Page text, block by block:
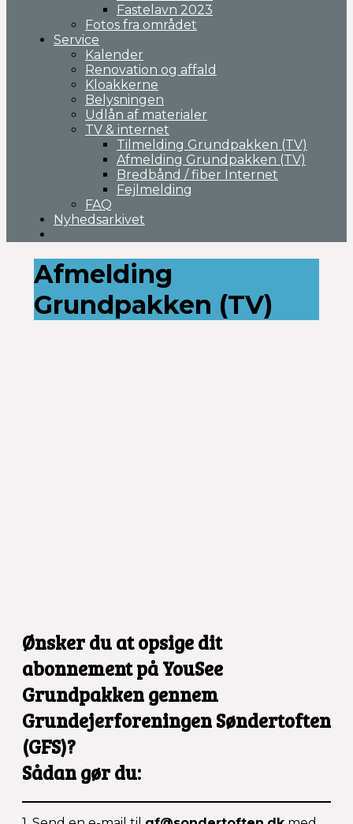
Fastelavn 2023
Fotos fra området
Service
Kalender
Renovation og affald
Kloakkerne
Belysningen
Udlån af materialer
TV & internet
Tilmelding Grundpakken (TV)
Afmelding Grundpakken (TV)
Bredbånd / fiber Internet
Fejlmelding
FAQ
Nyhedsarkivet
Afmelding
Grundpakken (TV)
Ønsker du at opsige dit
abonnement påYouSee
Grundpakkengennem
Grundejerforeningen Søndertoften
(GFS)?
Sådan gør du: